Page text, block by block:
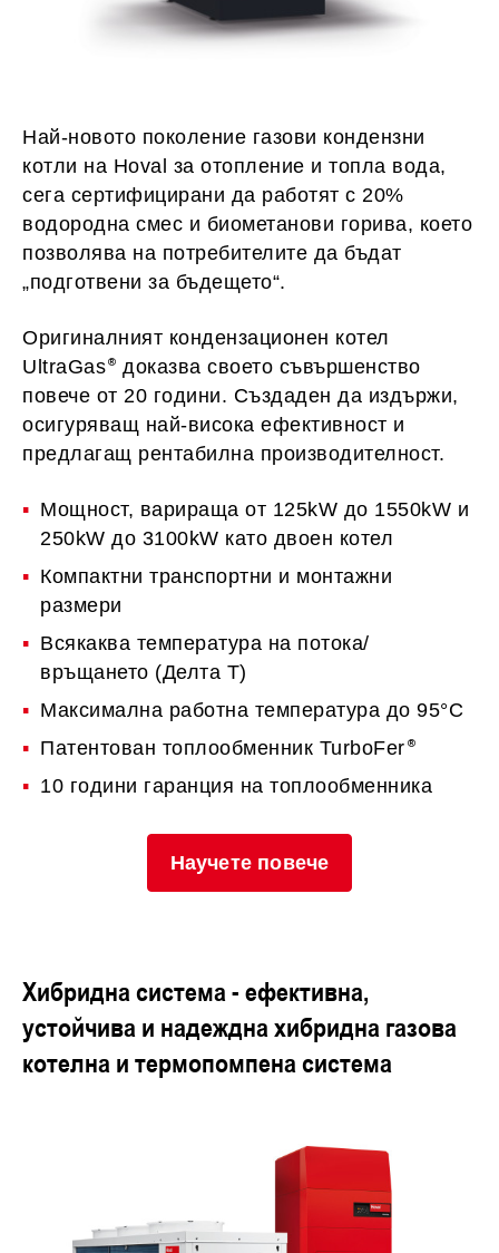
Най-новото поколение газови кондензни
котли на Hoval за отопление и топла вода,
сега сертифицирани да работят с 20%
водородна смес и биометанови горива, което
позволява на потребителите да бъдат
„подготвени за бъдещето“.
Оригиналният кондензационен котел
UltraGas
доказва своето съвършенство
повече от 20 години. Създаден да издържи,
осигуряващ най-висока ефективност и
предлагащ рентабилна производителност.
Мощност, варираща от 125kW до 1550kW и
250kW до 3100kW като двоен котел
Компактни транспортни и монтажни
размери
Всякаква температура на потока/
връщането (Делта Т)
Максимална работна температура до 95°C
Патентован топлообменник TurboFer
10 години гаранция на топлообменника
Научете повече
Хибридна система - ефективна,
устойчива и надеждна хибридна газова
котелна и термопомпена система